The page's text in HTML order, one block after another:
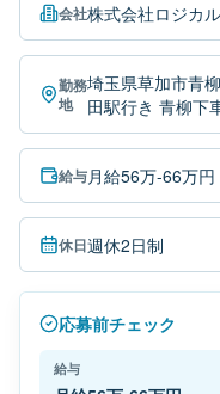
会社株式会社ロジカル
勤務
地
埼玉県草加市青
田駅行き 青柳下
給与月給56万-66万円
休日週休2日制
応募前チェック
給与